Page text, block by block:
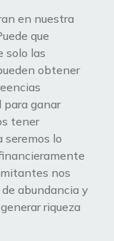
en nuestra
que
solo las
obtener
ganar
tener
seremos lo
nos
abundancia y
riqueza